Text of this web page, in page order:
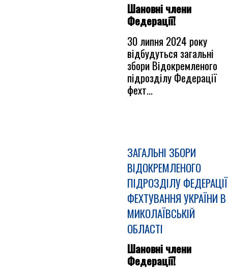
Шановні члени
Федерації!
30 липня 2024 року
відбудуться загальні
збори Відокремленого
підрозділу Федерації
фехт...
ЗАГАЛЬНІ ЗБОРИ
ВІДОКРЕМЛЕНОГО
ПІДРОЗДІЛУ ФЕДЕРАЦІЇ
ФЕХТУВАННЯ УКРАЇНИ В
МИКОЛАЇВСЬКІЙ
ОБЛАСТІ
Шановні члени
Федерації!